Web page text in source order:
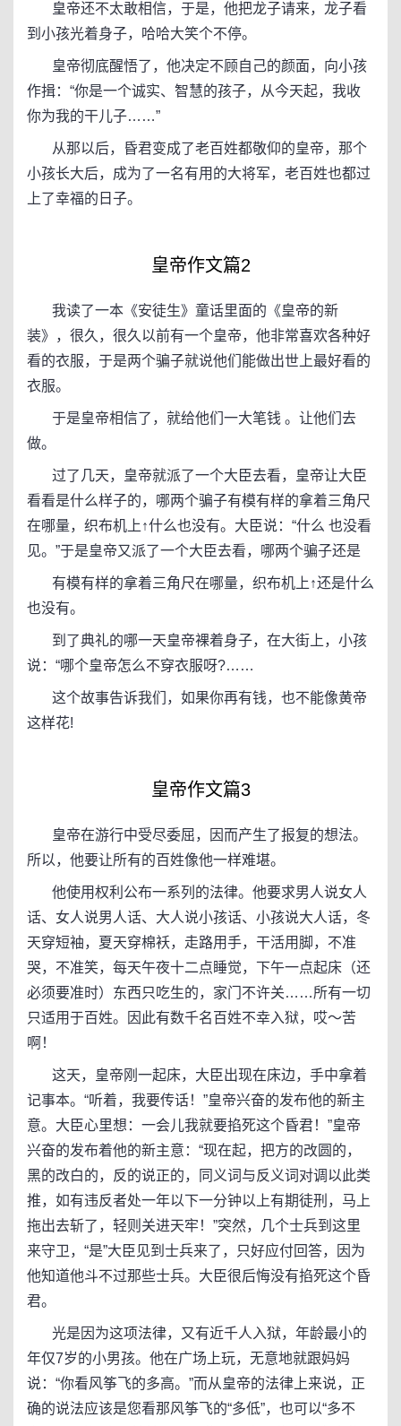
皇帝还不太敢相信，于是，他把龙子请来，龙子看
到小孩光着身子，哈哈大笑个不停。
皇帝彻底醒悟了，他决定不顾自己的颜面，向小孩
作揖：“你是一个诚实、智慧的孩子，从今天起，我收
你为我的干儿子……”
从那以后，昏君变成了老百姓都敬仰的皇帝，那个
小孩长大后，成为了一名有用的大将军，老百姓也都过
上了幸福的日子。
皇帝作文篇2
我读了一本《安徒生》童话里面的《皇帝的新
装》，很久，很久以前有一个皇帝，他非常喜欢各种好
看的衣服，于是两个骗子就说他们能做出世上最好看的
衣服。
于是皇帝相信了，就给他们一大笔钱 。让他们去
做。
过了几天，皇帝就派了一个大臣去看，皇帝让大臣
看看是什么样子的，哪两个骗子有模有样的拿着三角尺
在哪量，织布机上↑什么也没有。大臣说：“什么 也没看
见。”于是皇帝又派了一个大臣去看，哪两个骗子还是
有模有样的拿着三角尺在哪量，织布机上↑还是什么
也没有。
到了典礼的哪一天皇帝裸着身子，在大街上，小孩
说：“哪个皇帝怎么不穿衣服呀?……
这个故事告诉我们，如果你再有钱，也不能像黄帝
这样花!
皇帝作文篇3
皇帝在游行中受尽委屈，因而产生了报复的想法。
所以，他要让所有的百姓像他一样难堪。
他使用权利公布一系列的法律。他要求男人说女人
话、女人说男人话、大人说小孩话、小孩说大人话，冬
天穿短袖，夏天穿棉袄，走路用手，干活用脚，不准
哭，不准笑，每天午夜十二点睡觉，下午一点起床（还
必须要准时）东西只吃生的，家门不许关……所有一切
只适用于百姓。因此有数千名百姓不幸入狱，哎～苦
啊！
这天，皇帝刚一起床，大臣出现在床边，手中拿着
记事本。“听着，我要传话！”皇帝兴奋的发布他的新主
意。大臣心里想：一会儿我就要掐死这个昏君！”皇帝
兴奋的发布着他的新主意：“现在起，把方的改圆的，
黑的改白的，反的说正的，同义词与反义词对调以此类
推，如有违反者处一年以下一分钟以上有期徒刑，马上
拖出去斩了，轻则关进天牢！”突然，几个士兵到这里
来守卫，“是”大臣见到士兵来了，只好应付回答，因为
他知道他斗不过那些士兵。大臣很后悔没有掐死这个昏
君。
光是因为这项法律，又有近千人入狱，年龄最小的
年仅7岁的小男孩。他在广场上玩，无意地就跟妈妈
说：“你看风筝飞的多高。”而从皇帝的法律上来说，正
确的说法应该是您看那风筝飞的“多低”，也可以“多不